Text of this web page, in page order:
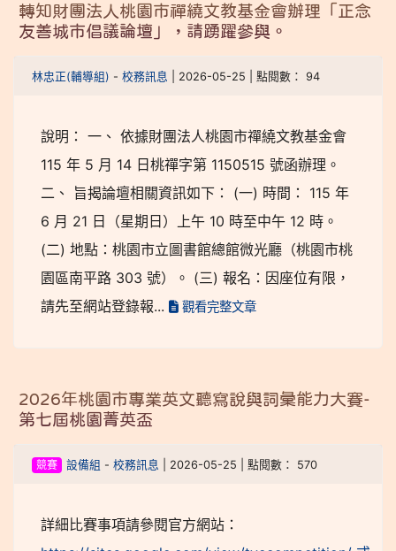
轉知財團法人桃園市禪繞文教基金會辦理「正念
友善城市倡議論壇」，請踴躍參與。
林忠正(輔導組) - 校務訊息 | 2026-05-25 | 點閱數： 94
說明： 一、 依據財團法人桃園市禪繞文教基金會
115 年 5 月 14 日桃禪字第 1150515 號函辦理。
二、 旨揭論壇相關資訊如下： (一) 時間： 115 年
6 月 21 日（星期日）上午 10 時至中午 12 時。
(二) 地點：桃園市立圖書館總館微光廳（桃園市桃
園區南平路 303 號）。 (三) 報名：因座位有限，
請先至網站登錄報...
觀看完整文章
2026年桃園市專業英文聽寫說與詞彙能力大賽-
第七屆桃園菁英盃
競賽 設備組 - 校務訊息 | 2026-05-25 | 點閱數： 570
詳細比賽事項請參閱官方網站：